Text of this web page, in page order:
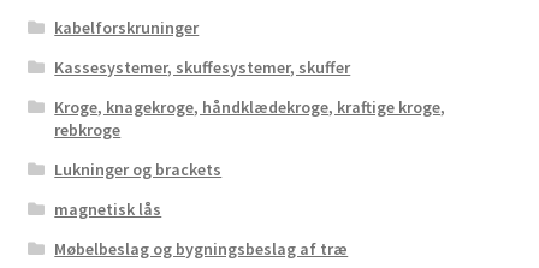
kabelforskruninger
Kassesystemer, skuffesystemer, skuffer
Kroge, knagekroge, håndklædekroge, kraftige kroge,
rebkroge
Lukninger og brackets
magnetisk lås
Møbelbeslag og bygningsbeslag af træ